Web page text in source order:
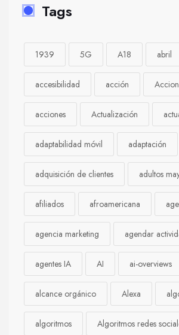
Tags
1939 5G A18 abril
accesibilidad acción
acciones Actualización
adaptabilidad móvil adaptación
adquisición de clientes adultos
afiliados afroamericana
agencia marketing agendar
agentes IA AI ai-overviews
alcance orgánico Alexa
algoritmos Algoritmos redes